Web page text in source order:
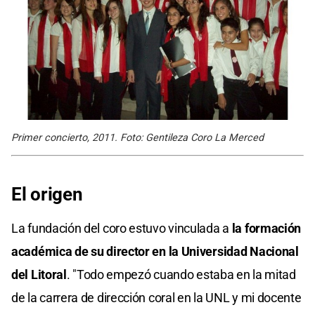
Primer concierto, 2011. Foto: Gentileza Coro La Merced
El origen
La fundación del coro estuvo vinculada a la formación
académica de su director en la Universidad Nacional
del Litoral. "Todo empezó cuando estaba en la mitad
de la carrera de dirección coral en la UNL y mi docente